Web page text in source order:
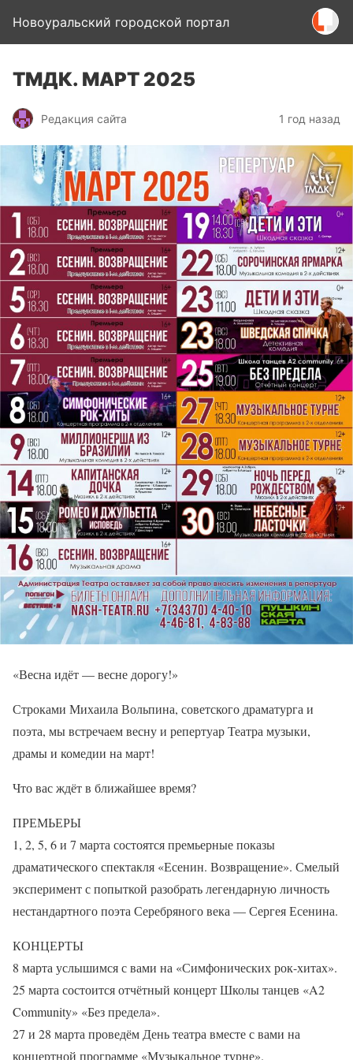
Новоуральский городской портал
ТМДК. МАРТ 2025
Редакция сайта 1 год назад
«Весна идёт — весне дорогу!»
Строками Михаила Вольпина, советского драматурга и
поэта, мы встречаем весну и репертуар Театра музыки,
драмы и комедии на март!
Что вас ждёт в ближайшее время?
ПРЕМЬЕРЫ
1, 2, 5, 6 и 7 марта состоятся премьерные показы
драматического спектакля «Есенин. Возвращение». Смелый
эксперимент с попыткой разобрать легендарную личность
нестандартного поэта Серебряного века — Сергея Есенина.
КОНЦЕРТЫ
8 марта услышимся с вами на «Симфонических рок-хитах».
25 марта состоится отчётный концерт Школы танцев «A2
Community» «Без предела».
27 и 28 марта проведём День театра вместе с вами на
концертной программе «Музыкальное турне».